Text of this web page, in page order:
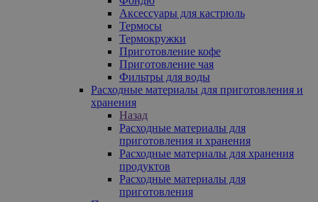
Аксессуары для кастрюль
Термосы
Термокружки
Приготовление кофе
Приготовление чая
Фильтры для воды
Расходные материалы для приготовления и
хранения
Назад
Расходные материалы для
приготовления и хранения
Расходные материалы для хранения
продуктов
Расходные материалы для
приготовления